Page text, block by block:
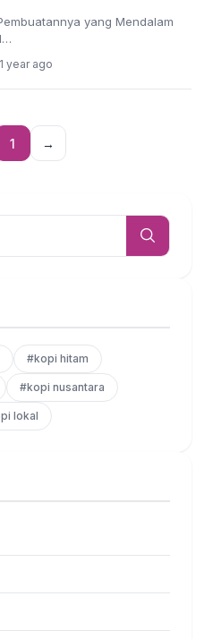
yang Mendalam
1 year ago
1 →
#kopi hitam
#kopi nusantara
lokal